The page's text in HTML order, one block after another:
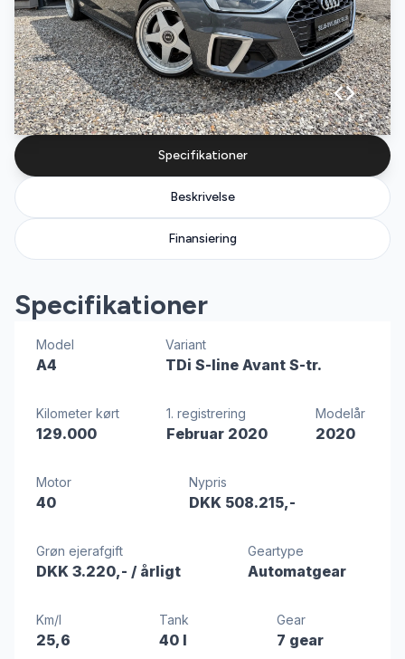
Specifikationer
Beskrivelse
Finansiering
Specifikationer
Model
A4
Variant
TDi S-line Avant S-tr.
Kilometer kørt
129.000
1. registrering
Februar 2020
Modelår
2020
Motor
40
Nypris
DKK 508.215,-
Grøn ejerafgift
DKK 3.220,- / årligt
Geartype
Automatgear
Km/l
25,6
Tank
40 l
Gear
7 gear